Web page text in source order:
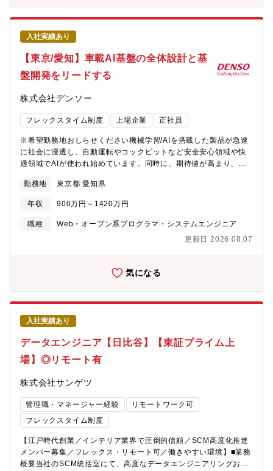
会社説明パート 60分＞ NRIの事業・組織につい
て NRIの特徴（競争優位性の源泉）とは
NRIではどのようなキャリアが築けるのか NRIで働く
メリットとは NRIで実現するライフスタイルに合った
働き方 など ＜第2部：とことんお答えする
Q＆Aセッション 30分＞ ご参加のみなさまからのご
質問に現場経験がある人事がとことんお答えします開催方法 ：
すめ・NRIの特徴について知りたい・NRIの事業や組織、社風の理
解を深めたい・NRIではどのような経歴の人がキャリア入社してい
るか知りたい・NRIの人事制度やキャリアパスについて知りたい■
きたかった内容が網羅されており、 理解を深めることができ
た・グループ会社の役割分担や、業務ごとの売上割合を知ること
ができ、 イメージがより明確になりました。・「魂がこもって
いるか」という言葉がとても心に残りました。
入社実績あり
【東京/愛知】車載AI基盤の全体設計と基
盤開発をリードする
株式会社デンソー
フレックスタイム制度 上場企業 正社員
※希望勤務地おしらせください機械学習/AIを搭載した製品が急速
に社会に浸透し、自動運転やコックピットなど安全安心領域や快
適領域でAIが使われ始めています。同時に、期待値が高まり、継
マが世の中に出た後も継続的に速く進化させていくには、クルマ
とクラウドとの連携、生成AIやビジョン系AI、エージェントAIな
ど、さまざまな知見が必要とされます。今回、このような新しい
領域に一緒に取り組んでいける仲間を募集しています。【業務内
なたには、車載AIの中核となるViT/VLMなどのビジョンモデル、
計、およびクラウド連携基盤の開発をリードしていただきます。?
具体的な業務車載AIのアーキテクチャ設計ViT／VLMなどのビジョ
ンモデル、マルチモーダルAI、LLMエージェントを含む車内AI全
体の設計。推論・判断・制御・UX連携までを見据えた仕様策定AI
モデルの開発・学習・最適化（MLOps基盤構築）データ収集・前
処理・学習・評価の設計。蒸留・量子化・推論最適化などエッジ
実装を前提としたモデル高度化。実験管理・モデルバージョニン
グ・自動評価環境の構築。車載データ収集・活用基盤の構築。画
像／音声／車両データの収集と分析。市場データを活用したデー
設計・運用、クラウド上での学習パイプライン設計、CI/CD・
OTA連携を含むDevOps環境構築実車評価・改善サイクルの推進。
ソフト・ハード・クラウド横断での仕様調整。実車検証による性
能評価と改善。最新AI技術の探索と知財創出。最新アルゴリズム
動向調査。車載適用検討および特許創出。世の中のAI関連技術の
探索と車載への適用検討【業務のやりがい・身につくスキル】量
産車に搭載されるAIを企画から実装・運用まで一貫して担い、社
会に直接価値を届けられます。クラウド×エッジを横断し、学習・
勤務地 東京都 愛知県
年収 900万円～1420万円
職種
Web・オープン系プログラマ・システムエンジニア
更新日 2026.08.07
気になる
入社実績あり
データエンジニア【日比谷】【東証プライム上
場】◎リモート有
株式会社サンゲツ
管理職・マネージャー経験
リモートワーク可
フレックスタイム制度
【江戸時代創業／インテリア業界で圧倒的信頼／SCM高度化推進
メンバー募集／フレックス・リモート可／働きやすい環境】■業務
概要当社のSCM統括室にて、高度なデータエンジニアリングおよ